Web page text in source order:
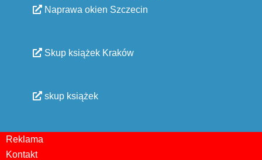
Naprawa okien Szczecin
Skup książek Kraków
skup książek
Reklama
Kontakt